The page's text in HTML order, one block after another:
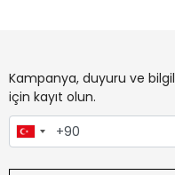
Kampanya, duyuru ve
için kayıt olun.